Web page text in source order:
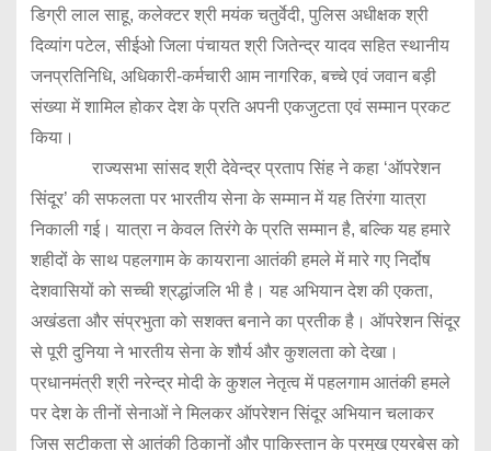
डिग्री लाल साहू, कलेक्टर श्री मयंक चतुर्वेदी, पुलिस अधीक्षक श्री
दिव्यांग पटेल, सीईओ जिला पंचायत श्री जितेन्द्र यादव सहित स्थानीय
जनप्रतिनिधि, अधिकारी-कर्मचारी आम नागरिक, बच्चे एवं जवान बड़ी
संख्या में शामिल होकर देश के प्रति अपनी एकजुटता एवं सम्मान प्रकट
किया।
राज्यसभा सांसद श्री देवेन्द्र प्रताप सिंह ने कहा ‘ऑपरेशन
सिंदूर’ की सफलता पर भारतीय सेना के सम्मान में यह तिरंगा यात्रा
निकाली गई। यात्रा न केवल तिरंगे के प्रति सम्मान है, बल्कि यह हमारे
शहीदों के साथ पहलगाम के कायराना आतंकी हमले में मारे गए निर्दोष
देशवासियों को सच्ची श्रद्धांजलि भी है। यह अभियान देश की एकता,
अखंडता और संप्रभुता को सशक्त बनाने का प्रतीक है। ऑपरेशन सिंदूर
से पूरी दुनिया ने भारतीय सेना के शौर्य और कुशलता को देखा।
प्रधानमंत्री श्री नरेन्द्र मोदी के कुशल नेतृत्व में पहलगाम आतंकी हमले
पर देश के तीनों सेनाओं ने मिलकर ऑपरेशन सिंदूर अभियान चलाकर
जिस सटीकता से आतंकी ठिकानों और पाकिस्तान के प्रमुख एयरबेस को